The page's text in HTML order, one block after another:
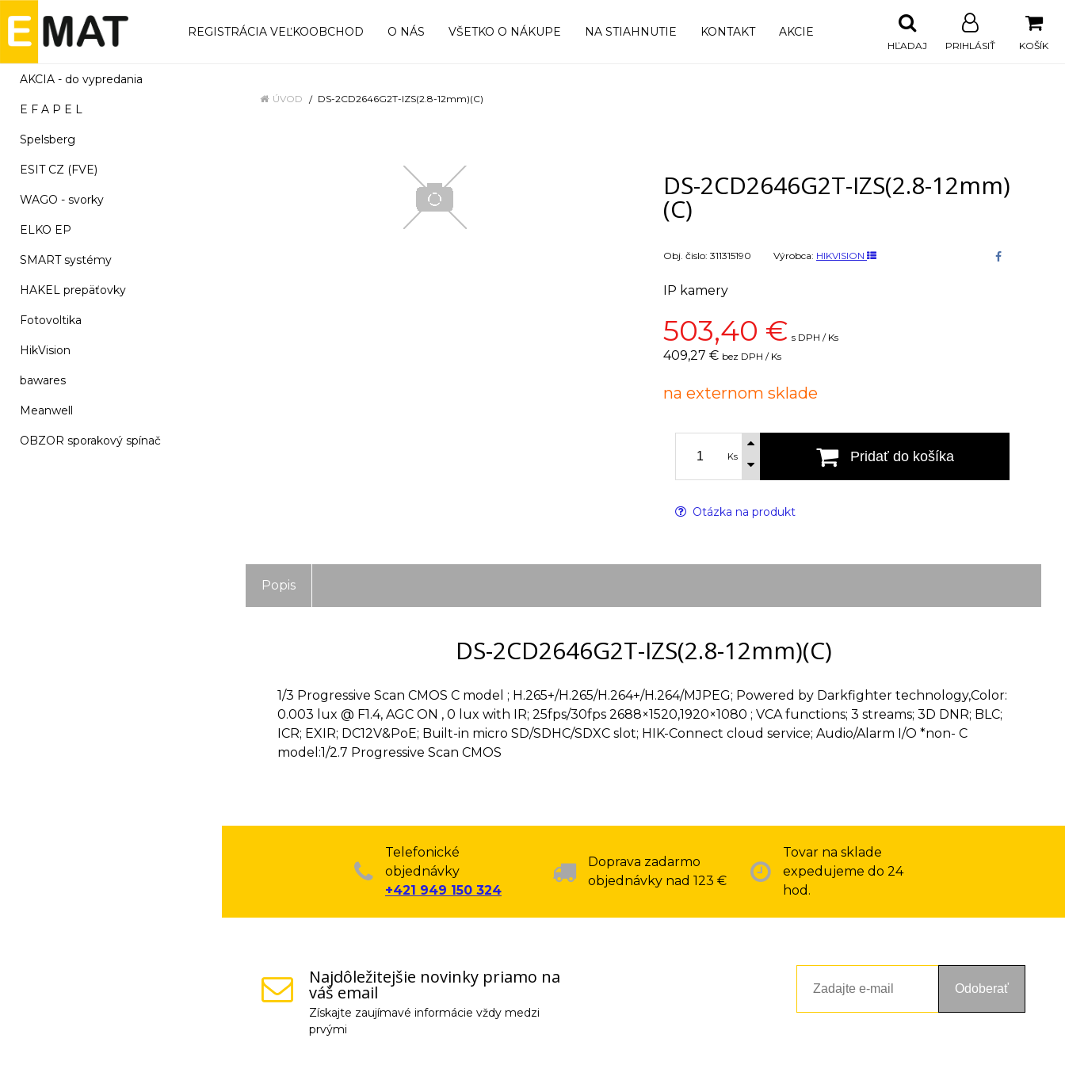
REGISTRÁCIA VEĽKOOBCHOD O NÁS VŠETKO O NÁKUPE NA STIAHNUTIE KONTAKT AKCIE
KOŠÍK
PRIHLÁSIŤ
HĽADAJ
AKCIA - do vypredania
E F A P E L
Spelsberg
ESIT CZ (FVE)
WAGO - svorky
ELKO EP
SMART systémy
HAKEL prepäťovky
Fotovoltika
HikVision
bawares
Meanwell
OBZOR sporakový spínač
ÚVOD DS-2CD2646G2T-IZS(2.8-12mm)(C)
DS-2CD2646G2T-IZS(2.8-12mm)
(C)
Obj. čislo: 311315190 Výrobca: HIKVISION
IP kamery
503,40 € s DPH / Ks
409,27 € bez DPH / Ks
na externom sklade
Ks Pridať do košíka
Otázka na produkt
Popis
DS-2CD2646G2T-IZS(2.8-12mm)(C)
1/3 Progressive Scan CMOS C model ; H.265+/H.265/H.264+/H.264/MJPEG; Powered by Darkfighter technology,Color:
0.003 lux @ F1.4, AGC ON , 0 lux with IR; 25fps/30fps 2688×1520,1920×1080 ; VCA functions; 3 streams; 3D DNR; BLC;
ICR; EXIR; DC12V&PoE; Built-in micro SD/SDHC/SDXC slot; HIK-Connect cloud service; Audio/Alarm I/O *non- C
model:1/2.7 Progressive Scan CMOS
Telefonické
objednávky
+421 949 150 324
Doprava zadarmo
objednávky nad 123 €
Tovar na sklade
expedujeme do 24
hod.
Najdôležitejšie novinky priamo na
váš email
Získajte zaujímavé informácie vždy medzi
prvými
Odoberať